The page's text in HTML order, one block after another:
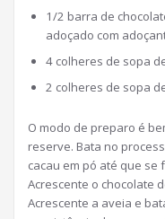
1/2 barra de
adoçado com
4 colheres de sopa
2 colheres de sopa
O modo de preparo é
reserve. Bata no
cacau em pó até que se
Acrescente o chocolate
Acrescente a aveia e